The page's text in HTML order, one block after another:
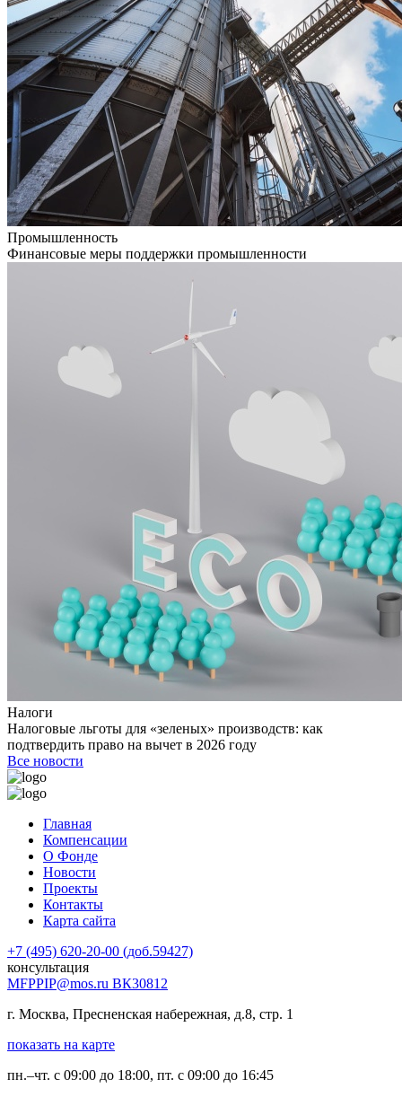
Промышленность
Финансовые меры поддержки промышленности
Налоги
Налоговые льготы для «зеленых» производств: как
подтвердить право на вычет в 2026 году
Все новости
Главная
Компенсации
О Фонде
Новости
Проекты
Контакты
Карта сайта
+7 (495) 620-20-00 (доб.59427)
консультация
MFPPIP@mos.ru ВК30812
г. Москва, Пресненская набережная, д.8, стр. 1
показать на карте
пн.–чт. с 09:00 до 18:00, пт. с 09:00 до 16:45